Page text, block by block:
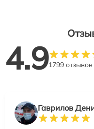
4.91799 отзывов
Гаврилов